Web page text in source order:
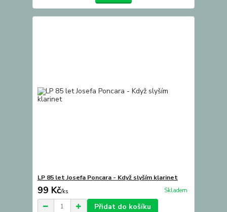
LP 85 let Josefa Poncara - Když slyším klarinet
99 Kč/ks Skladem
Přidat do košíku